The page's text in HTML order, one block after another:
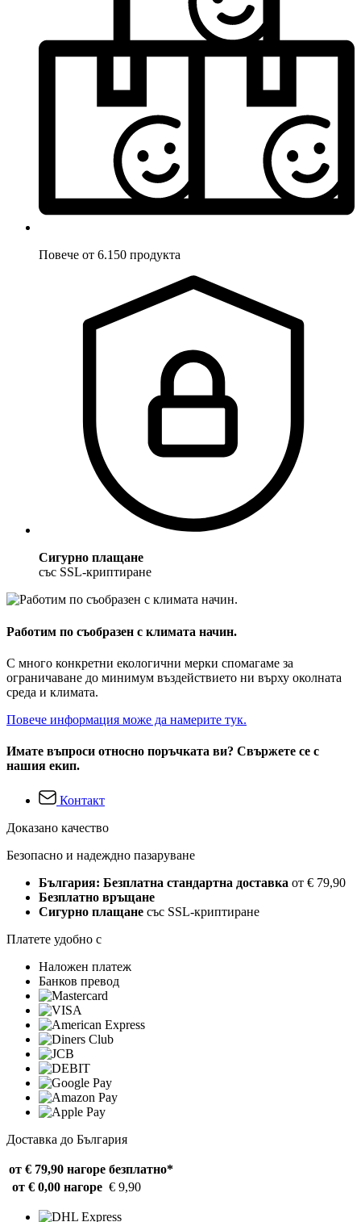
Повече от 6.150 продукта
Сигурно плащане
със SSL-криптиране
Работим по съобразен с климата начин.
С много конкретни екологични мерки спомагаме за
ограничаване до минимум въздействието ни върху околната
среда и климата.
Повече информация може да намерите тук.
Имате въпроси относно поръчката ви? Свържете се с
нашия екип.
Контакт
Доказано качество
Безопасно и надеждно пазаруване
България: Безплатна стандартна доставка от € 79,90
Безплатно връщане
Сигурно плащане със SSL-криптиране
Платете удобно с
Наложен платеж
Банков превод
Доставка до България
от € 79,90 нагоре безплатно*
от € 0,00 нагоре € 9,90